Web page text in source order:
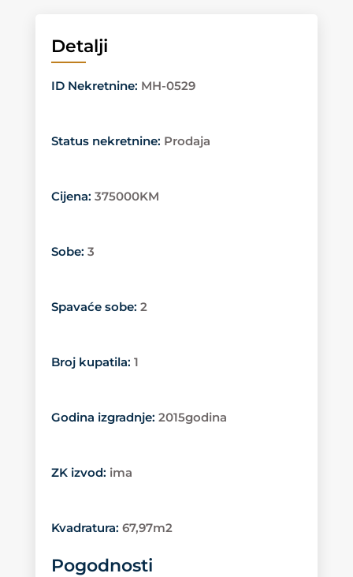
Detalji
ID Nekretnine: MH-0529
Status nekretnine: Prodaja
Cijena: 375000KM
Sobe: 3
Spavaće sobe: 2
Broj kupatila: 1
Godina izgradnje: 2015godina
ZK izvod: ima
Kvadratura: 67,97m2
Pogodnosti